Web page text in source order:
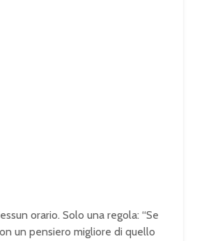
orario. Solo una regola: “Se
un pensiero migliore di quello